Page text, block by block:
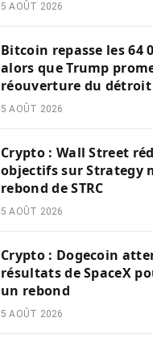
5 AOÛT 2026
Bitcoin repasse les 64
alors que Trump
réouverture du détroit
5 AOÛT 2026
Crypto : Wall Street
objectifs sur Strategy
rebond de STRC
5 AOÛT 2026
Crypto : Dogecoin
résultats de SpaceX
un rebond
5 AOÛT 2026